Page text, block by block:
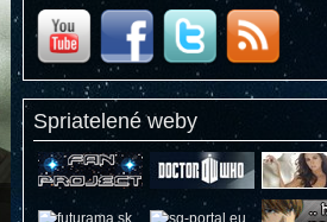
Spriatelené weby